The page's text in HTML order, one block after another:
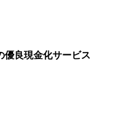
優良現金化サービス